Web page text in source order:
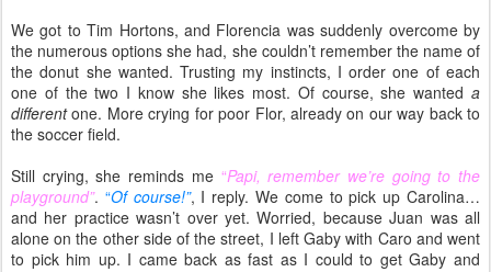
We got to Tim Hortons, and Florencia was suddenly overcome by
the numerous options she had, she couldn’t remember the name of
the donut she wanted. Trusting my instincts, I order one of each
one of the two I know she likes most. Of course, she wanted a
differentone. More crying for poor Flor, already on our way back to
the soccer field.
Still crying, she reminds me “Papi, remember we’re going to the
playground”. “Of course!”, I reply. We come to pick up Carolina…
and her practice wasn’t over yet. Worried, because Juan was all
alone on the other side of the street, I left Gaby with Caro and went
to pick him up. I came back as fast as I could to get Gaby and